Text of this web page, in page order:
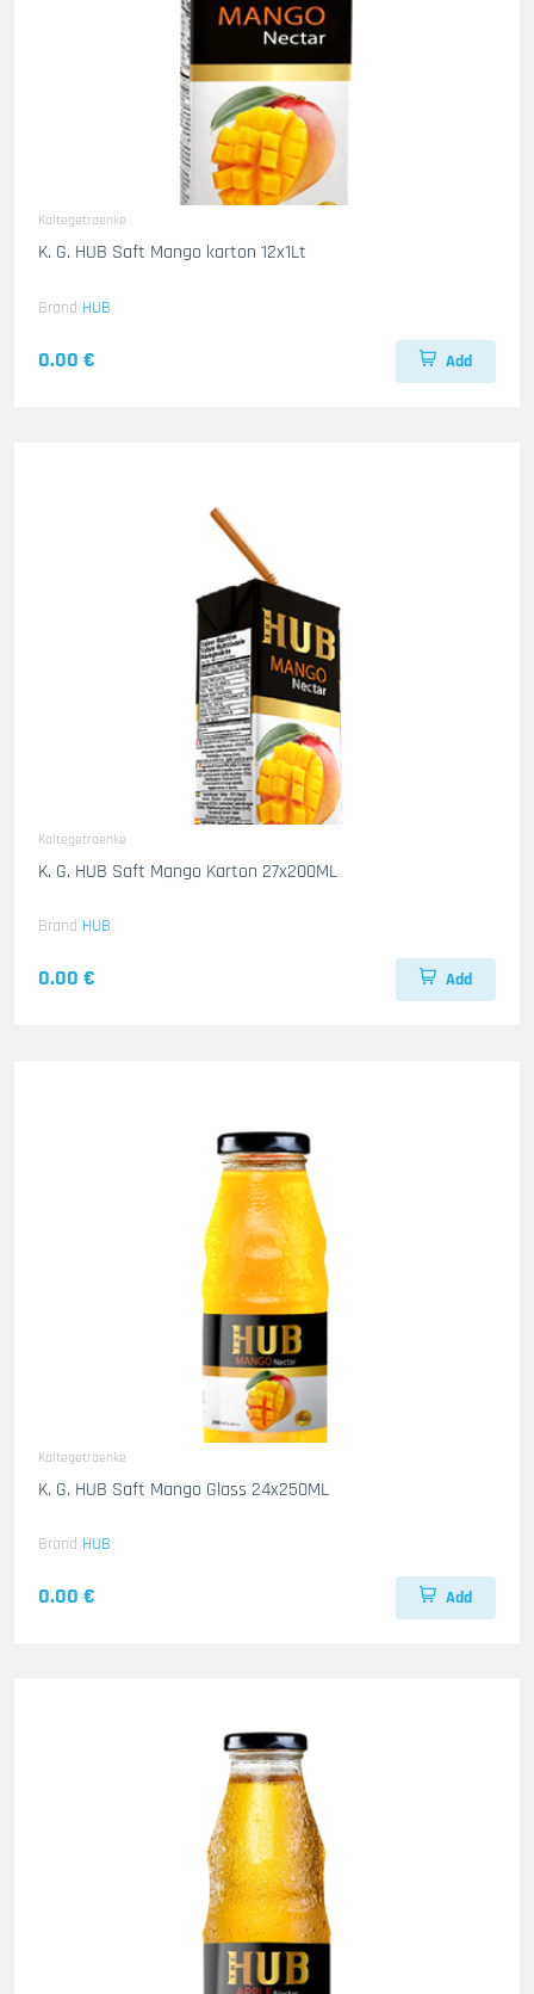
Kaltegetraenke
K. G. HUB Saft Mango karton 12x1Lt
Brand HUB
0.00 € Add
Kaltegetraenke
K. G. HUB Saft Mango Karton 27x200ML
Brand HUB
0.00 € Add
Kaltegetraenke
K. G. HUB Saft Mango Glass 24x250ML
Brand HUB
0.00 € Add